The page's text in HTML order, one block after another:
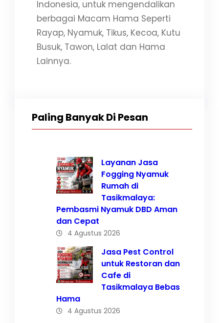
Indonesia, untuk mengendalikan
berbagai Macam Hama Seperti
Rayap, Nyamuk, Tikus, Kecoa, Kutu
Busuk, Tawon, Lalat dan Hama
Lainnya.
Paling Banyak Di Pesan
Layanan Jasa
Fogging Nyamuk
Rumah di
Tasikmalaya:
Pembasmi Nyamuk DBD Aman
dan Cepat
4 Agustus 2026
Jasa Pest Control
untuk Restoran dan
Cafe di
Tasikmalaya Bebas
Hama
4 Agustus 2026